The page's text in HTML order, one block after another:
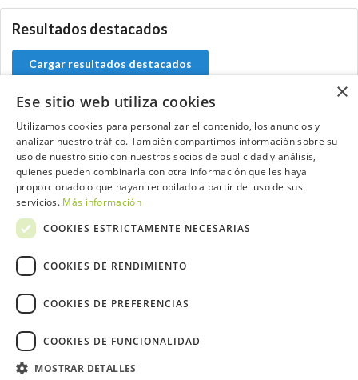
Resultados destacados
Cargar resultados destacados
Contacta con el equipo de NextCaddy
Opina Contacta
2026 ©NextCaddy.
×
Ese sitio web utiliza cookies
Utilizamos cookies para personalizar el contenido, los anuncios y
analizar nuestro tráfico. También compartimos información sobre su
uso de nuestro sitio con nuestros socios de publicidad y análisis,
quienes pueden combinarla con otra información que les haya
proporcionado o que hayan recopilado a partir del uso de sus
servicios. Más información
COOKIES ESTRICTAMENTE NECESARIAS
COOKIES DE RENDIMIENTO
COOKIES DE PREFERENCIAS
COOKIES DE FUNCIONALIDAD
MOSTRAR DETALLES